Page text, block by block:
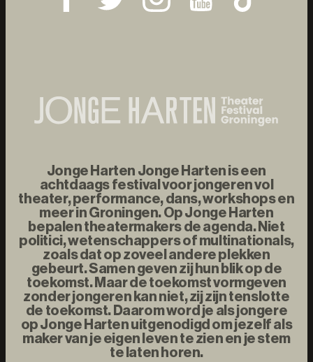
Jonge Harten Jonge Harten is een
achtdaags festival voor jongeren vol
theater, performance, dans, workshops en
meer in Groningen. Op Jonge Harten
bepalen theatermakers de agenda. Niet
politici, wetenschappers of multinationals,
zoals dat op zoveel andere plekken
gebeurt. Samen geven zij hun blik op de
toekomst. Maar de toekomst vormgeven
zonder jongeren kan niet, zij zijn tenslotte
de toekomst. Daarom word je als jongere
op Jonge Harten uitgenodigd om jezelf als
maker van je eigen leven te zien en je stem
te laten horen.